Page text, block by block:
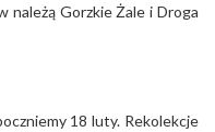
należą Gorzkie Żale i Droga
18 luty. Rekolekcje